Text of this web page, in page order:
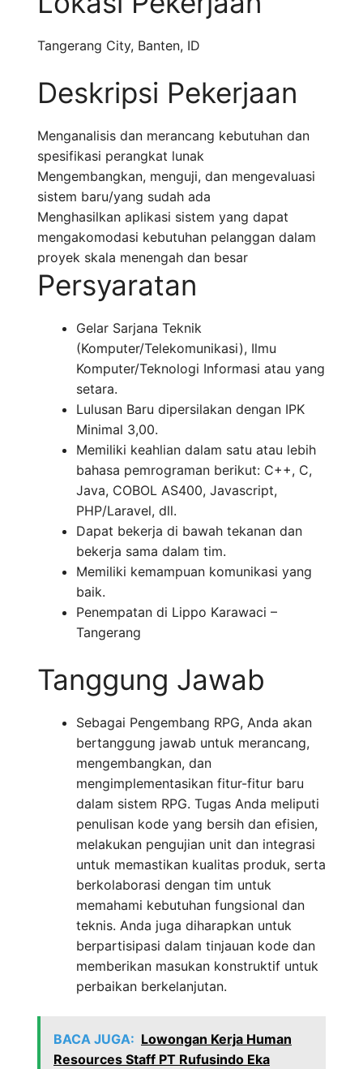
Tangerang City, Banten, ID
Deskripsi Pekerjaan
Menganalisis dan merancang kebutuhan dan
spesifikasi perangkat lunak
Mengembangkan, menguji, dan mengevaluasi
sistem baru/yang sudah ada
Menghasilkan aplikasi sistem yang dapat
mengakomodasi kebutuhan pelanggan dalam
proyek skala menengah dan besar
Persyaratan
Gelar Sarjana Teknik
(Komputer/Telekomunikasi), Ilmu
Komputer/Teknologi Informasi atau yang
setara.
Lulusan Baru dipersilakan dengan IPK
Minimal 3,00.
Memiliki keahlian dalam satu atau lebih
bahasa pemrograman berikut: C++, C,
Java, COBOL AS400, Javascript,
PHP/Laravel, dll.
Dapat bekerja di bawah tekanan dan
bekerja sama dalam tim.
Memiliki kemampuan komunikasi yang
baik.
Penempatan di Lippo Karawaci –
Tangerang
Tanggung Jawab
Sebagai Pengembang RPG, Anda akan
bertanggung jawab untuk merancang,
mengembangkan, dan
mengimplementasikan fitur-fitur baru
dalam sistem RPG. Tugas Anda meliputi
penulisan kode yang bersih dan efisien,
melakukan pengujian unit dan integrasi
untuk memastikan kualitas produk, serta
berkolaborasi dengan tim untuk
memahami kebutuhan fungsional dan
teknis. Anda juga diharapkan untuk
berpartisipasi dalam tinjauan kode dan
memberikan masukan konstruktif untuk
perbaikan berkelanjutan.
BACA JUGA: Lowongan Kerja Human
Resources Staff PT Rufusindo Eka